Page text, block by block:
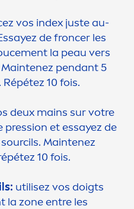
vos index juste au-
de froncer les
ment la peau vers
pendant 5
10 fois.
deux mains sur votre
pression et essayez de
Maintenez
10 fois.
utilisez vos doigts
t la zone entre les